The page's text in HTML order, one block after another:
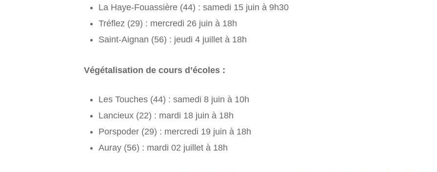
La Haye-Fouassière (44) : samedi 15 juin à 9h30
Tréflez (29) : mercredi 26 juin à 18h
Saint-Aignan (56) : jeudi 4 juillet à 18h
Végétalisation de cours d’écoles :
Les Touches (44) : samedi 8 juin à 10h
Lancieux (22) : mardi 18 juin à 18h
Porspoder (29) : mercredi 19 juin à 18h
Auray (56) : mardi 02 juillet à 18h